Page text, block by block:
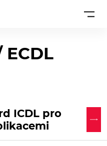
ECDL
ICDL pro